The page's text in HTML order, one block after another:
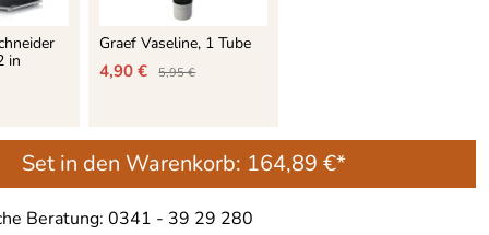
in
Graef Vaseline, 1 Tube
4,90 € 5,95 €
Set in den Warenkorb: 164,89 €*
Beratung: 0341 - 39 29 280